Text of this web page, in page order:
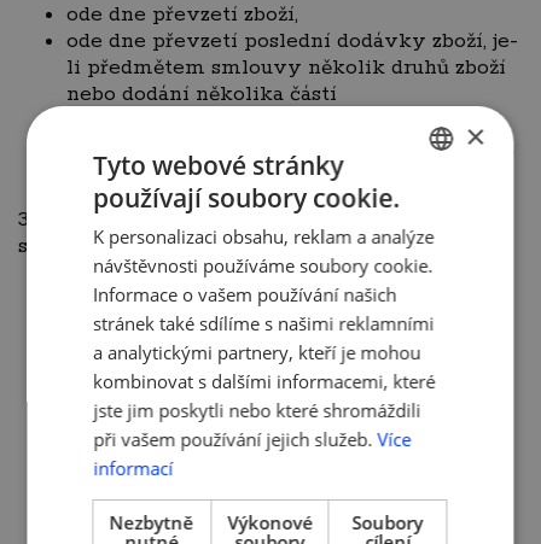
ode dne převzetí zboží,
ode dne převzetí poslední dodávky zboží, je-
li předmětem smlouvy několik druhů zboží
nebo dodání několika částí
ode dne převzetí první dodávky zboží, je-li
předmětem smlouvy pravidelná opakovaná
dodávka zboží.
3. Kupující nemůže mimo jiné odstoupit od kupní
smlouvy:
poskytování služeb, jestliže byly splněny
s jeho předchozím výslovným souhlasem
před uplynutím lhůty pro odstoupení
od smlouvy a prodávající před uzavřením
smlouvy sdělil kupujícímu, že v takovém
případě nemá právo na odstoupení
od smlouvy,
o dodávce zboží nebo služby, jejichž cena
závisí na výchylkách finančního trhu
nezávisle na vůli prodávajícího a k němuž
ENGLISH
×
Tyto webové stránky
používají soubory cookie.
K personalizaci obsahu, reklam a analýze
návštěvnosti používáme soubory cookie.
Informace o vašem používání našich
stránek také sdílíme s našimi reklamními
a analytickými partnery, kteří je mohou
kombinovat s dalšími informacemi, které
jste jim poskytli nebo které shromáždili
při vašem používání jejich služeb. Více
informací
Nezbytně
Výkonové
Soubory